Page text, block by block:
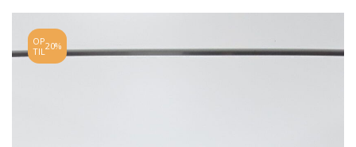
OP
TIL 20%